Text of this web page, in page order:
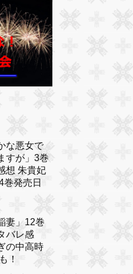
な悪女で
すが」3巻
想 朱貴妃
巻発売日
妻」12巻
バレ感
の中高時
！